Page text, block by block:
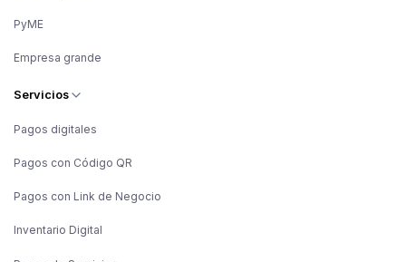
Servicios
Pagos digitales
Pagos con Código QR
Pagos con Link de Negocio
Inventario Digital
PyME
Empresa grande